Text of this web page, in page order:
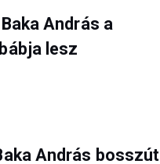
András a
lesz
András bosszút